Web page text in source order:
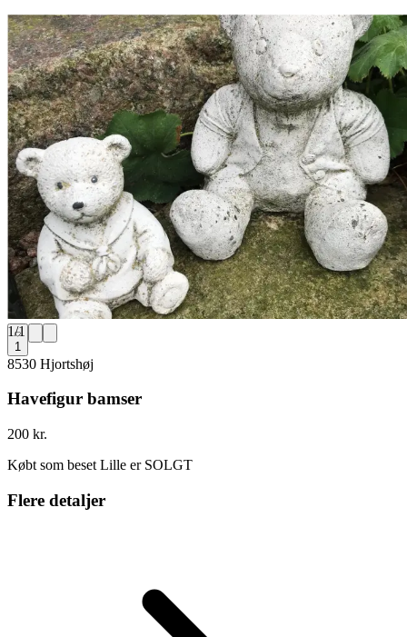
1/1
1
8530 Hjortshøj
Havefigur bamser
200 kr.
Købt som beset Lille er SOLGT
Flere detaljer